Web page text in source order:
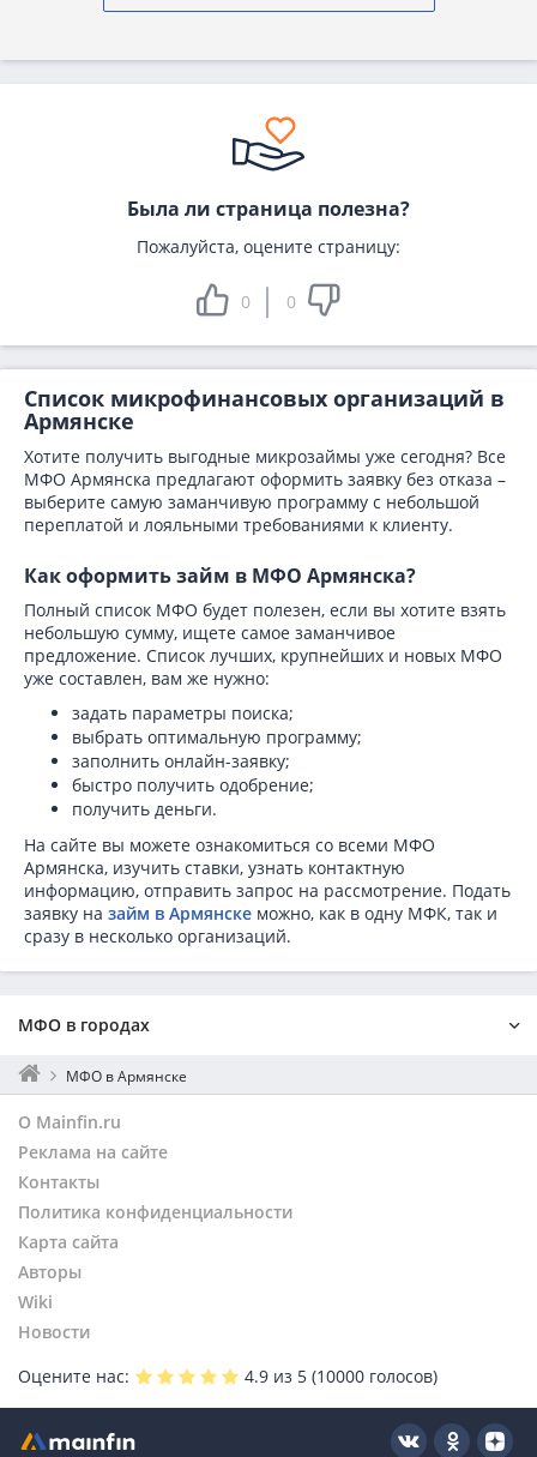
Была ли страница полезна?
Пожалуйста, оцените страницу:
0 0
Список микрофинансовых организаций в
Армянске
Хотите получить выгодные микрозаймы уже сегодня? Все
МФО Армянска предлагают оформить заявку без отказа –
выберите самую заманчивую программу с небольшой
переплатой и лояльными требованиями к клиенту.
Как оформить займ в МФО Армянска?
Полный список МФО будет полезен, если вы хотите взять
небольшую сумму, ищете самое заманчивое
предложение. Список лучших, крупнейших и новых МФО
уже составлен, вам же нужно:
задать параметры поиска;
выбрать оптимальную программу;
заполнить онлайн-заявку;
быстро получить одобрение;
получить деньги.
На сайте вы можете ознакомиться со всеми МФО
Армянска, изучить ставки, узнать контактную
информацию, отправить запрос на рассмотрение. Подать
заявку на займ в Армянске можно, как в одну МФК, так и
сразу в несколько организаций.
МФО в городах
Москва
Санкт-Петербург
Екатеринбург
Нижний Новгород
Новосибирск
Пермь
Уфа
Казань
Самара
Красноярск
Евпатория
Севастополь
Керчь
МФО в Армянске
О Mainfin.ru
Реклама на сайте
Контакты
Политика конфиденциальности
Карта сайта
Авторы
Wiki
Новости
Оцените нас:
4.9 из 5 (10000 голосов)